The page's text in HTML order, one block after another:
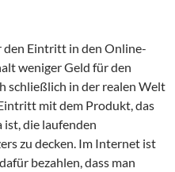
den Eintritt in den Online-
weniger Geld für den
schließlich in der realen Welt
mit dem Produkt, das
ist, die laufenden
zu decken. Im Internet ist
bezahlen, dass man